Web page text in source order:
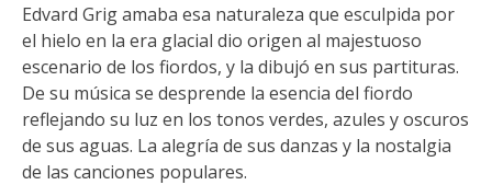
Edvard Grig amaba esa naturaleza que esculpida por
el hielo en la era glacial dio origen al majestuoso
escenario de los fiordos, y la dibujó en sus partituras.
De su música se desprende la esencia del fiordo
reflejando su luz en los tonos verdes, azules y oscuros
de sus aguas. La alegría de sus danzas y la nostalgia
de las canciones populares.